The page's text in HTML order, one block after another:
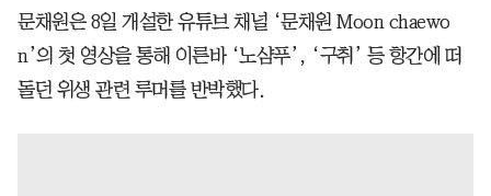
문채원은 8일 개설한 유튜브 채널 ‘문채원 Moon chaewo
n’의 첫 영상을 통해 이른바 ‘노샴푸’, ‘구취’ 등 항간에 떠
돌던 위생 관련 루머를 반박했다.